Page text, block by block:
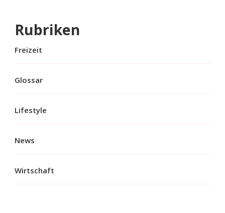
Rubriken
Freizeit
Glossar
Lifestyle
News
Wirtschaft